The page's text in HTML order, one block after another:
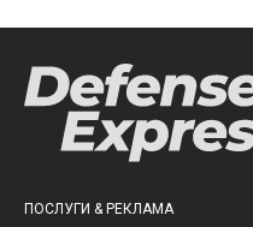
ПОСЛУГИ & РЕКЛАМА